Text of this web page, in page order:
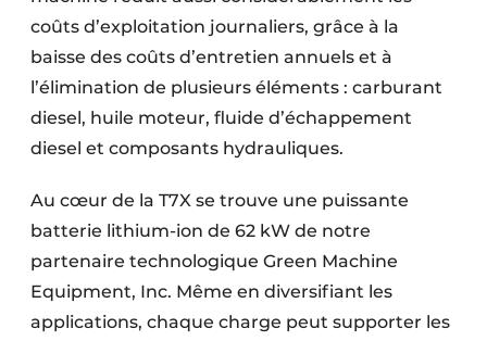
coûts d’exploitation journaliers, grâce à la
baisse des coûts d’entretien annuels et à
l’élimination de plusieurs éléments : carburant
diesel, huile moteur, fluide d’échappement
diesel et composants hydrauliques.
Au cœur de la T7X se trouve une puissante
batterie lithium-ion de 62 kW de notre
partenaire technologique Green Machine
Equipment, Inc. Même en diversifiant les
applications, chaque charge peut supporter les